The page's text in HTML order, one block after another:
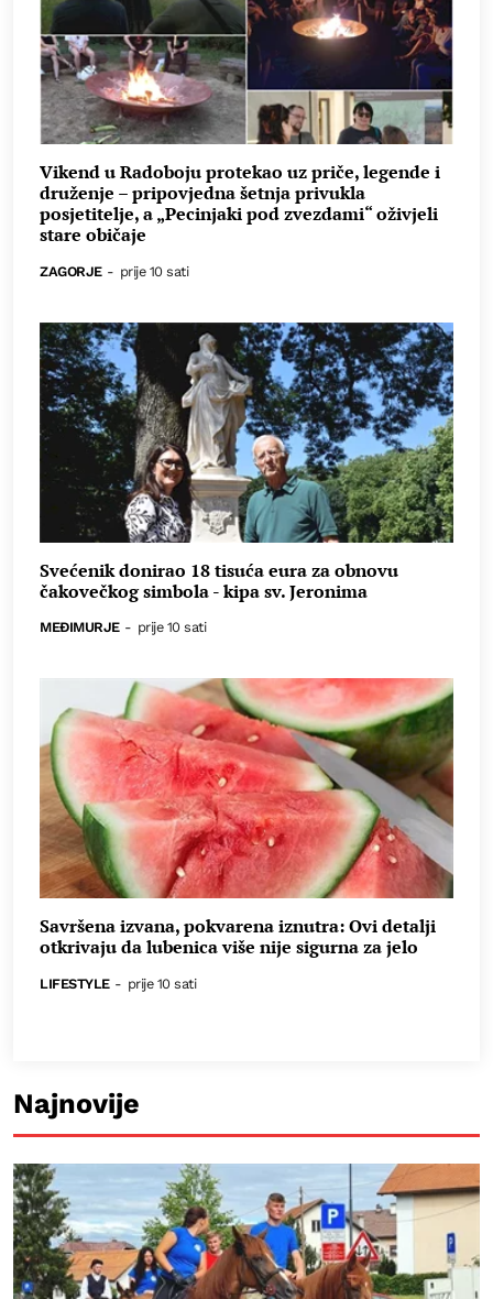
Vikend u Radoboju protekao uz priče, legende i
druženje – pripovjedna šetnja privukla
posjetitelje, a „Pecinjaki pod zvezdami“ oživjeli
stare običaje
ZAGORJE - prije 10 sati
Svećenik donirao 18 tisuća eura za obnovu
čakovečkog simbola - kipa sv. Jeronima
MEĐIMURJE - prije 10 sati
Savršena izvana, pokvarena iznutra: Ovi detalji
otkrivaju da lubenica više nije sigurna za jelo
LIFESTYLE - prije 10 sati
Najnovije